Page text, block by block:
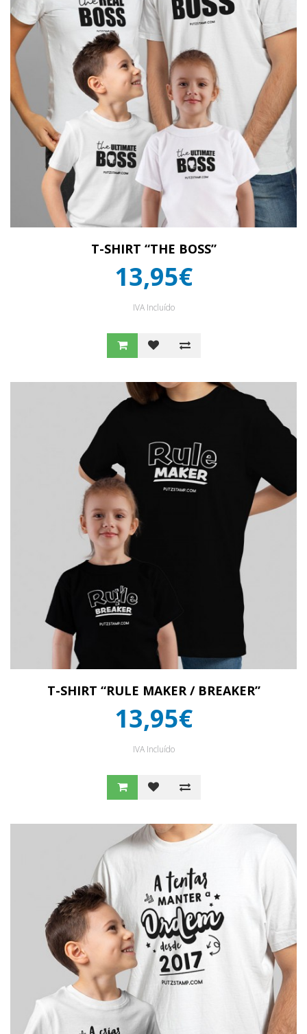
T-SHIRT “THE BOSS”
13,95€
IVA Incluído
T-SHIRT “RULE MAKER / BREAKER”
13,95€
IVA Incluído